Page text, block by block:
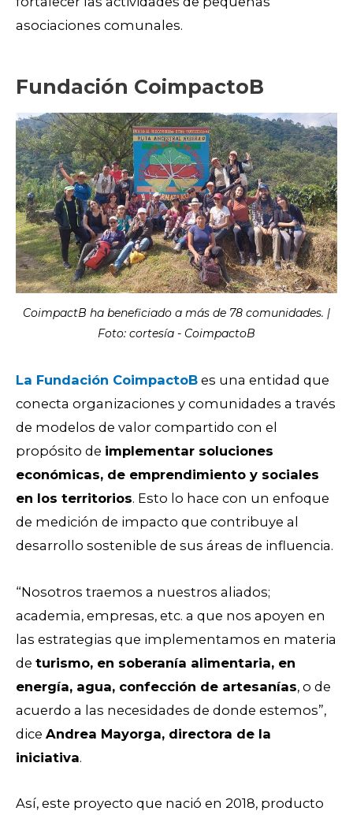
asociaciones comunales.
Fundación CoimpactoB
CoimpactB ha beneficiado a más de 78 comunidades. |
Foto: cortesía - CoimpactoB
La Fundación CoimpactoB es una entidad que
conecta organizaciones y comunidades a través
de modelos de valor compartido con el
propósito de implementar soluciones
económicas, de emprendimiento y sociales
en los territorios. Esto lo hace con un enfoque
de medición de impacto que contribuye al
desarrollo sostenible de sus áreas de influencia.
“Nosotros traemos a nuestros aliados;
academia, empresas, etc. a que nos apoyen en
las estrategias que implementamos en materia
de turismo, en soberanía alimentaria, en
energía, agua, confección de artesanías, o de
acuerdo a las necesidades de donde estemos”,
dice Andrea Mayorga, directora de la
iniciativa.
Así, este proyecto que nació en 2018, producto